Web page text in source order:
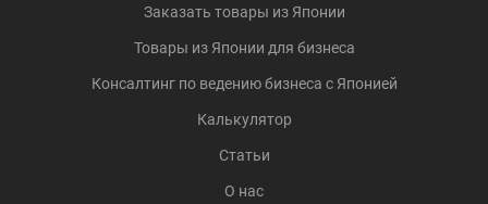
Заказать товары из Японии
Товары из Японии для бизнеса
Консалтинг по ведению бизнеса с Японией
Калькулятор
Статьи
О нас